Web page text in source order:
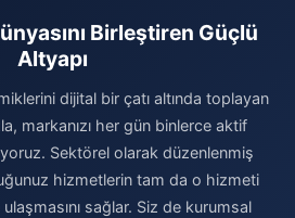
Birleştiren Güçlü
Altyapı
dijital bir çatı altında toplayan
markanızı her gün binlerce aktif
Sektörel olarak düzenlenmiş
hizmetlerin tam da o hizmeti
sağlar. Siz de kurumsal